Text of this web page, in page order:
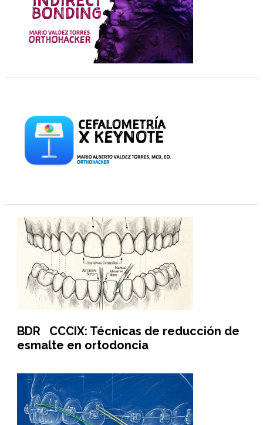
BDR CCCIX: Técnicas de reducción de
esmalte en ortodoncia